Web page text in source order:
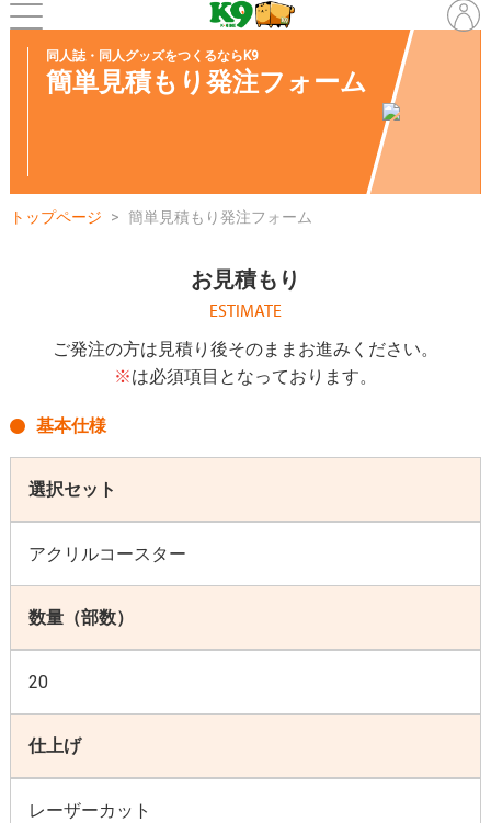
同人誌・同人グッズをつくるならK9
簡単見積もり発注フォーム
トップページ 簡単見積もり発注フォーム
お見積もり
ESTIMATE
ご発注の方は見積り後そのままお進みください。
※は必須項目となっております。
基本仕様
選択セット
アクリルコースター
数量（部数）
20
仕上げ
レーザーカット